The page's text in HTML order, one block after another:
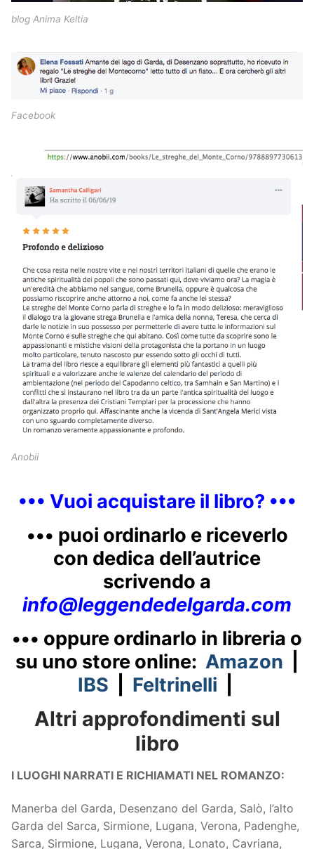
blog Anima Keltia
Facebook
Anobii
••• Vuoi acquistare il libro? •••
••• puoi ordinarlo e riceverlo
con dedica dell’autrice
scrivendo a
info@leggendedelgarda.com
••• oppure ordinarlo in libreria o
su uno store online: Amazon
IBS
Feltrinelli
Altri approfondimenti sul
libro
I LUOGHI NARRATI E RICHIAMATI NEL ROMANZO:
Manerba del Garda, Desenzano del Garda, Salò, l’alto
Garda del Sarca, Sirmione, Lugana, Verona, Padenghe,
Sarca, Sirmione, Lugana, Verona, Lonato, Cavriana,